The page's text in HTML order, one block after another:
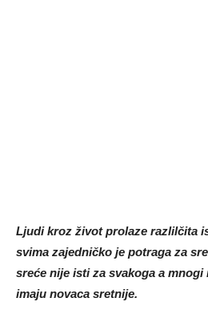
Ljudi kroz život prolaze razlilčita
svima zajedničko je potraga za
sreće nije isti za svakoga a
imaju novaca sretnije.